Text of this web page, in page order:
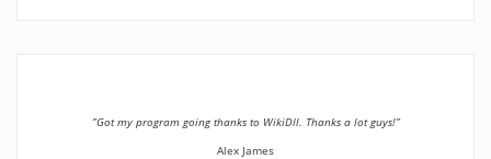
”Got my program going thanks to WikiDll. Thanks a lot guys!”
Alex James